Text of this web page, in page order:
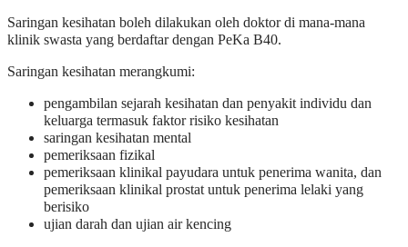
Saringan kesihatan boleh dilakukan oleh doktor di mana-mana
klinik swasta yang berdaftar dengan PeKa B40.
Saringan kesihatan merangkumi:
pengambilan sejarah kesihatan dan penyakit individu dan
keluarga termasuk faktor risiko kesihatan
saringan kesihatan mental
pemeriksaan fizikal
pemeriksaan klinikal payudara untuk penerima wanita, dan
pemeriksaan klinikal prostat untuk penerima lelaki yang
berisiko
ujian darah dan ujian air kencing